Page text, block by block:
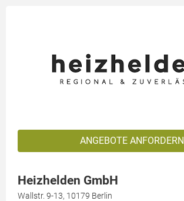
ANGEBOTE ANFORDERN
Heizhelden GmbH
Wallstr. 9-13, 10179 Berlin